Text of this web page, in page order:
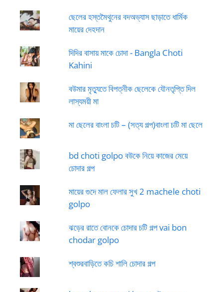
ছেলের হস্তমৈথুনের বদঅভ্যাস ছাড়াতে ধার্মিক
মায়ের দেহদান
দিদির বাসায় মাকে চোদা - Bangla Choti
Kahini
বউমার মৃত্যুতে বিপত্নীক ছেলেকে যৌনতৃপ্তি দিল
লাস্যময়ী মা
মা ছেলের বাংলা চটি – (সত্য গল্প)বাংলা চটি মা ছেলে
bd choti golpo বউকে নিয়ে কাজের মেয়ে
চোদার গল্প
মায়ের গুদে মাল ফেলার সুখ 2 machele choti
golpo
ঝড়ের রাতে বোনকে চোদার চটি গল্প vai bon
chodar golpo
শ্বশুরবাড়িতে কচি শালি চোদার গল্প